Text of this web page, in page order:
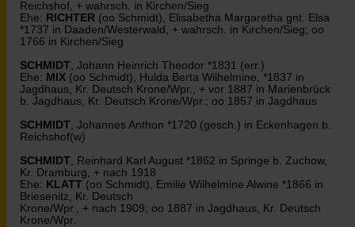
Reichshof, + wahrsch. in Kirchen/Sieg
Ehe: RICHTER (oo Schmidt), Elisabetha Margaretha gnt. Elsa
*1737 in Daaden/Westerwald, + wahrsch. in Kirchen/Sieg; oo
1766 in Kirchen/Sieg
SCHMIDT, Johann Heinrich Theodor *1831 (err.)
Ehe: MIX (oo Schmidt), Hulda Berta Wilhelmine, *1837 in
Jagdhaus, Kr. Deutsch Krone/Wpr., + vor 1887 in Marienbrück
b. Jagdhaus, Kr. Deutsch Krone/Wpr.; oo 1857 in Jagdhaus
SCHMIDT, Johannes Anthon *1720 (gesch.) in Eckenhagen b.
Reichshof(w)
SCHMIDT, Reinhard Karl August *1862 in Springe b. Zuchow,
Kr. Dramburg, + nach 1918
Ehe: KLATT (oo Schmidt), Emilie Wilhelmine Alwine *1866 in
Briesenitz, Kr. Deutsch
Krone/Wpr., + nach 1909; oo 1887 in Jagdhaus, Kr. Deutsch
Krone/Wpr.